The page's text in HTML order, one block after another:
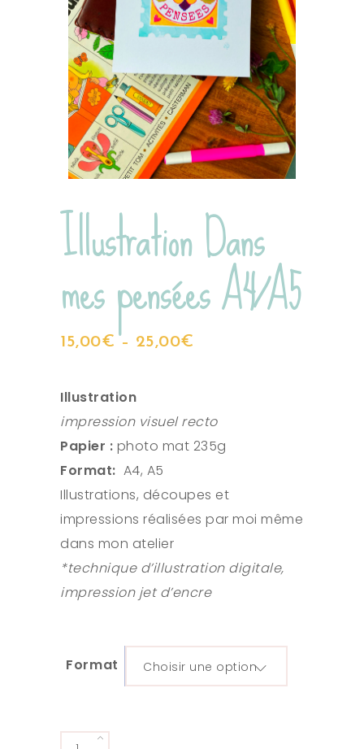
Illustration Dans
mes pensées A4/A5
15,00€ – 25,00€
Illustration
impression visuel recto
Papier : photo mat 235g
Format: A4, A5
Illustrations, découpes et
impressions réalisées par moi même
dans mon atelier
*technique d’illustration digitale,
impression jet d’encre
Format Choisir une option
Illustration